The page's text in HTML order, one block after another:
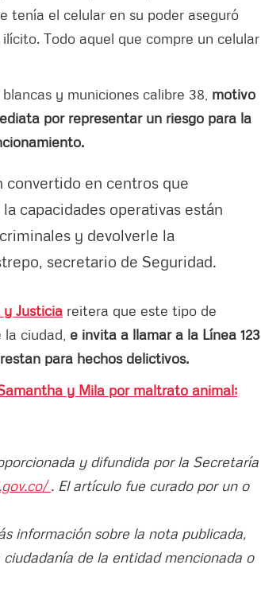
tenía el celular en su poder aseguró
Todo aquel que compre un celular
y municiones calibre 38, motivo
por representar un riesgo para la
convertido en centros que
capacidades operativas están
y devolverle la
secretario de Seguridad.
Justicia reitera que este tipo de
ciudad, e invita a llamar a la Línea 123
para hechos delictivos.
y Mila por maltrato animal;
y difundida por la Secretaría
. El artículo fue curado por un o
información sobre la nota publicada,
de la entidad mencionada o